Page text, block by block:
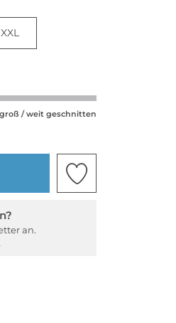
XXL
groß / weit geschnitten
an.